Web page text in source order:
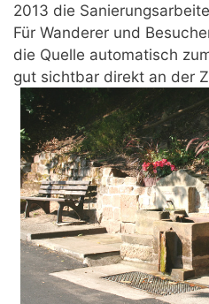
2013 die
Für Wanderer und
die Quelle automatisch
gut sichtbar direkt an der